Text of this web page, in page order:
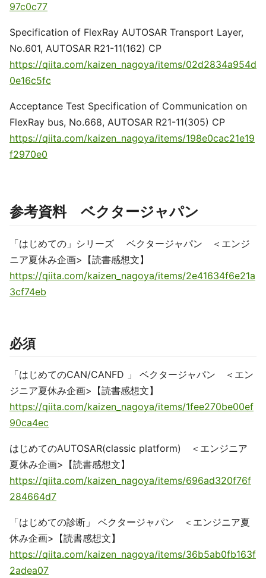
97c0c77
Specification of FlexRay AUTOSAR Transport Layer,
No.601, AUTOSAR R21-11(162) CP
https://qiita.com/kaizen_nagoya/items/02d2834a954d
0e16c5fc
Acceptance Test Specification of Communication on
FlexRay bus, No.668, AUTOSAR R21-11(305) CP
https://qiita.com/kaizen_nagoya/items/198e0cac21e19
f2970e0
参考資料 ベクタージャパン
「はじめての」シリーズ ベクタージャパン ＜エンジ
ニア夏休み企画>【読書感想文】
https://qiita.com/kaizen_nagoya/items/2e41634f6e21a
3cf74eb
必須
「はじめてのCAN/CANFD 」 ベクタージャパン ＜エン
ジニア夏休み企画>【読書感想文】
https://qiita.com/kaizen_nagoya/items/1fee270be00ef
90ca4ec
はじめてのAUTOSAR(classic platform) ＜エンジニア
夏休み企画>【読書感想文】
https://qiita.com/kaizen_nagoya/items/696ad320f76f
284664d7
「はじめての診断」 ベクタージャパン ＜エンジニア夏
休み企画>【読書感想文】
https://qiita.com/kaizen_nagoya/items/36b5ab0fb163f
2adea07